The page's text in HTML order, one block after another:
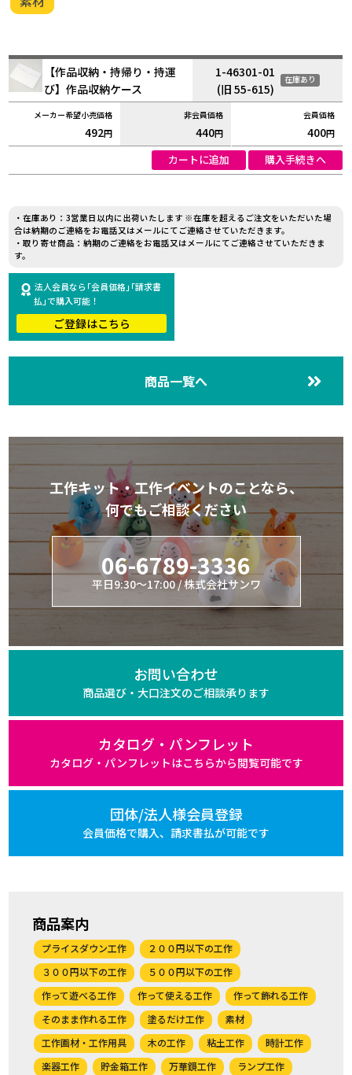
【作品収納・持帰り・持運
び】作品収納ケース
1-46301-01
(旧 55-615)
在庫あり
492円 440円 400円
カートに追加 購入手続きへ
・在庫あり：3営業日以内に出荷いたします ※在庫を超えるご注文をいただいた場
合は納期のご連絡をお電話又はメールにてご連絡させていただきます。
・取り寄せ商品：納期のご連絡をお電話又はメールにてご連絡させていただきま
す。
法人会員なら｢会員価格｣｢請求書
払｣で購入可能！
ご登録はこちら
商品一覧へ
工作キット・工作イベントのことなら、
何でもご相談ください
06-6789-3336
平日9:30～17:00 / 株式会社サンワ
お問い合わせ
商品選び・大口注文のご相談承ります
カタログ・パンフレット
カタログ・パンフレットはこちらから閲覧可能です
団体/法人様会員登録
会員価格で購入、 請求書払が可能です
商品案内
プライスダウン工作
２００円以下の工作
３００円以下の工作
５００円以下の工作
作って遊べる工作
作って使える工作
作って飾れる工作
そのまま作れる工作
塗るだけ工作
素材
工作画材・工作用具
木の工作 粘土工作
時計工作
楽器工作
貯金箱工作 万華鏡工作
ランプ工作